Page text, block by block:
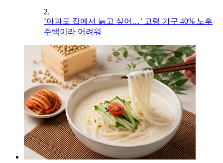
2.
‘아파도 집에서 늙고 싶어…’ 고령 가구 40% 노후
주택이라 어려워